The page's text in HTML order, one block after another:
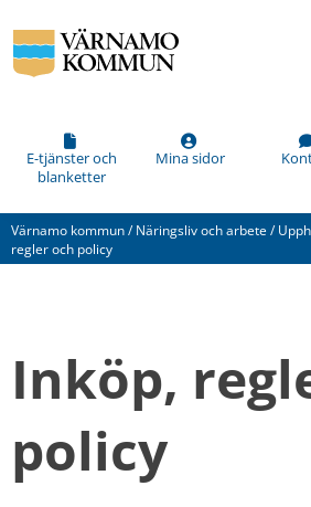
E-tjänster och
blanketter
Mina sidor
Värnamo kommun/ Näringsliv och arbete/
regler och policy
Inköp,
policy
Vad
kan
förbättra
den
här
(obligatorisk)
Hur